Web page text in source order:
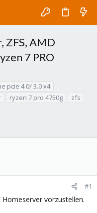
ZFS, AMD
7 PRO
pcie 4.0/ 3.0 x4
ryzen 7 pro 4750g zfs
#1
vorzustellen.